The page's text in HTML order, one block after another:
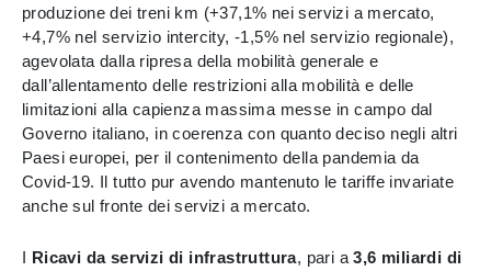
produzione dei treni km (+37,1% nei servizi a mercato,
+4,7% nel servizio intercity, -1,5% nel servizio regionale),
agevolata dalla ripresa della mobilità generale e
dall’allentamento delle restrizioni alla mobilità e delle
limitazioni alla capienza massima messe in campo dal
Governo italiano, in coerenza con quanto deciso negli altri
Paesi europei, per il contenimento della pandemia da
Covid-19. Il tutto pur avendo mantenuto le tariffe invariate
anche sul fronte dei servizi a mercato.
I Ricavi da servizi di infrastruttura, pari a 3,6 miliardi di